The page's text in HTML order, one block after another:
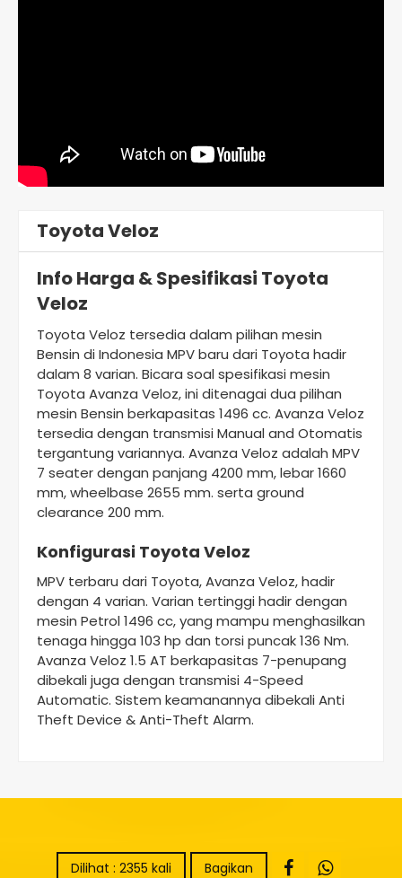
Toyota Veloz
Info Harga & Spesifikasi Toyota
Veloz
Toyota Veloz tersedia dalam pilihan mesin
Bensin di Indonesia MPV baru dari Toyota hadir
dalam 8 varian. Bicara soal spesifikasi mesin
Toyota Avanza Veloz, ini ditenagai dua pilihan
mesin Bensin berkapasitas 1496 cc. Avanza Veloz
tersedia dengan transmisi Manual and Otomatis
tergantung variannya. Avanza Veloz adalah MPV
7 seater dengan panjang 4200 mm, lebar 1660
mm, wheelbase 2655 mm. serta ground
clearance 200 mm.
Konfigurasi Toyota Veloz
MPV terbaru dari Toyota, Avanza Veloz, hadir
dengan 4 varian. Varian tertinggi hadir dengan
mesin Petrol 1496 cc, yang mampu menghasilkan
tenaga hingga 103 hp dan torsi puncak 136 Nm.
Avanza Veloz 1.5 AT berkapasitas 7-penupang
dibekali juga dengan transmisi 4-Speed
Automatic. Sistem keamanannya dibekali Anti
Theft Device & Anti-Theft Alarm.
Dilihat : 2355 kali Bagikan